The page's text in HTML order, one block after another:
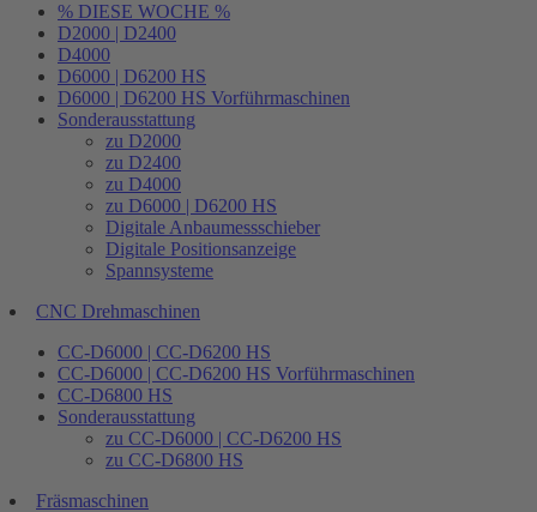
% DIESE WOCHE %
D2000 | D2400
D4000
D6000 | D6200 HS
D6000 | D6200 HS Vorführmaschinen
Sonderausstattung
zu D2000
zu D2400
zu D4000
zu D6000 | D6200 HS
Digitale Anbaumessschieber
Digitale Positionsanzeige
Spannsysteme
CNC Drehmaschinen
CC-D6000 | CC-D6200 HS
CC-D6000 | CC-D6200 HS Vorführmaschinen
CC-D6800 HS
Sonderausstattung
zu CC-D6000 | CC-D6200 HS
zu CC-D6800 HS
Fräsmaschinen